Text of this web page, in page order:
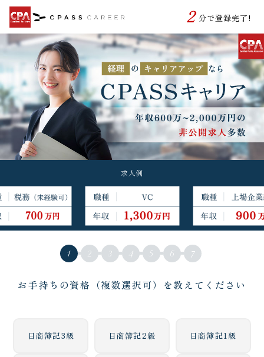
2 分で登録完了!
求人例
1 2 3 4 5 6 7
お手持ちの資格（複数選択可）を教えてください
日商簿記3級 日商簿記2級 日商簿記1級